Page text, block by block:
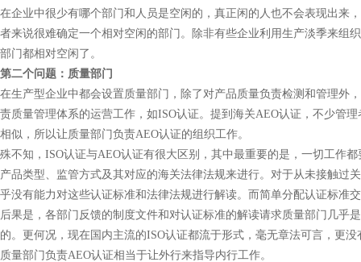
在企业中很少有哪个部门和人员是空闲的，真正闲的人也不会表现出来
者来说很难确定一个相对空闲的部门。除非有些企业利用生产淡季来组
部门都相对空闲了。
第二个问题：质量部门
在生产型企业中都会设置质量部门，除了对产品质量负责检测和管理外
责质量管理体系的运营工作，如ISO认证。提到海关AEO认证，不少管
相似，所以让质量部门负责AEO认证的组织工作。
殊不知，ISO认证与AEO认证有很大区别，其中最重要的是，一切工作
产品类型、监管方式及其对应的海关法律法规来进行。对于从未接触过
乎没有能力对这些认证标准和法律法规进行解读。而简单分配认证标准
后果是，各部门反馈的制度文件和对认证标准的解读请求质量部门几乎
的。更何况，现在国内主流的ISO认证都流于形式，毫无章法可言，更
质量部门负责AEO认证相当于让外行来指导内行工作。